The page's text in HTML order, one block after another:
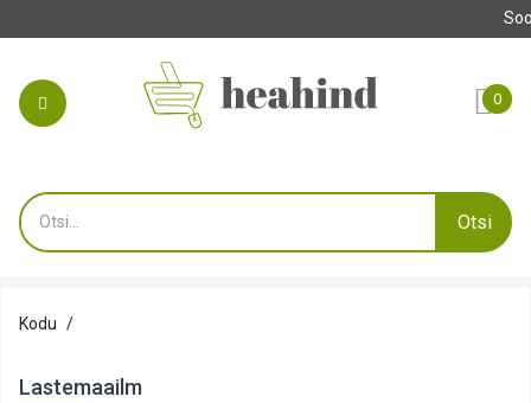
Tehke oma
0
Otsi
Kodu
Lastemaailm